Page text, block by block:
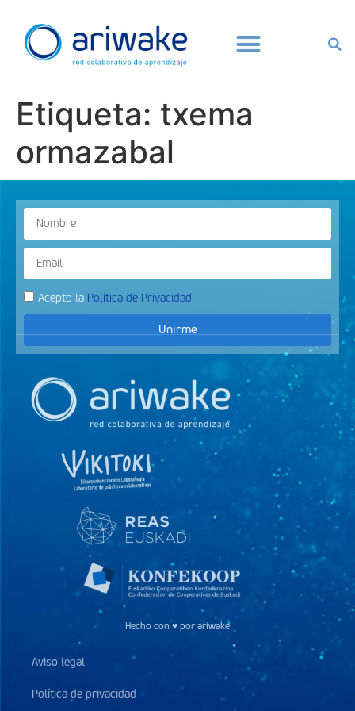
Etiqueta: txema
ormazabal
Acepto la Política de Privacidad
Unirme
Hecho con ♥ por ariwake
Aviso legal
Política de privacidad